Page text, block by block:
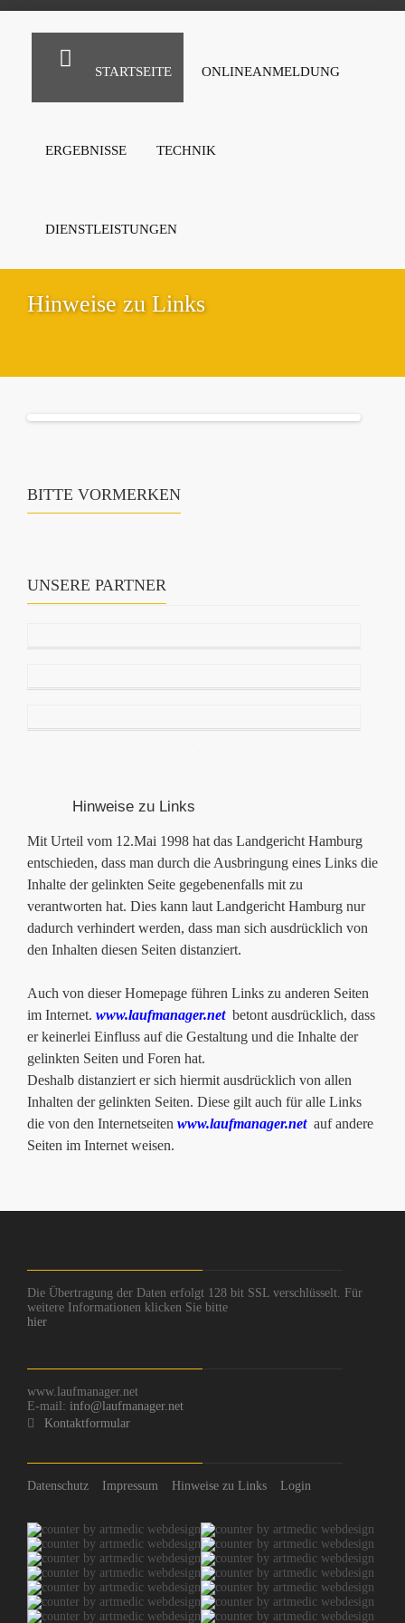
STARTSEITE ONLINEANMELDUNG
ERGEBNISSE TECHNIK
DIENSTLEISTUNGEN
Hinweise zu Links
BITTE VORMERKEN
UNSERE PARTNER
Hinweise zu Links
Mit Urteil vom 12.Mai 1998 hat das Landgericht Hamburg
entschieden, dass man durch die Ausbringung eines Links die
Inhalte der gelinkten Seite gegebenenfalls mit zu
verantworten hat. Dies kann laut Landgericht Hamburg nur
dadurch verhindert werden, dass man sich ausdrücklich von
den Inhalten diesen Seiten distanziert.
Auch von dieser Homepage führen Links zu anderen Seiten
im Internet. www.laufmanager.netbetont ausdrücklich, dass
er keinerlei Einfluss auf die Gestaltung und die Inhalte der
gelinkten Seiten und Foren hat.
Deshalb distanziert er sich hiermit ausdrücklich von allen
Inhalten der gelinkten Seiten. Diese gilt auch für alle Links
die von den Internetseiten www.laufmanager.net auf andere
Seiten im Internet weisen.
Die Übertragung der Daten erfolgt 128 bit SSL verschlüsselt. Für
weitere Informationen klicken Sie bitte
hier
www.laufmanager.net
E-mail: info@laufmanager.net
Kontaktformular
Datenschutz Impressum Hinweise zu Links Login